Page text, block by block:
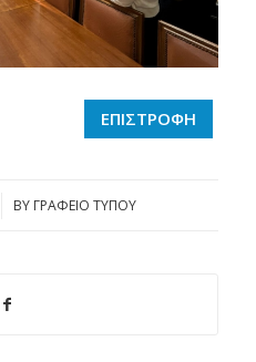
ΕΠΙΣΤΡΟΦΗ
BY ΓΡΑΦΕΙΟ ΤΥΠΟΥ